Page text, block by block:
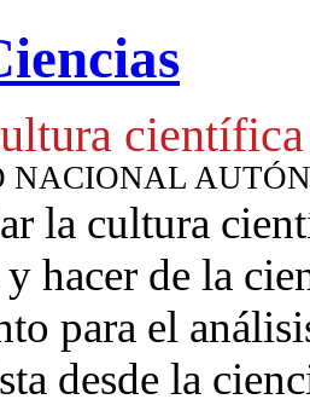
científica
NACIONAL
la cultura
hacer de la
para el
desde la